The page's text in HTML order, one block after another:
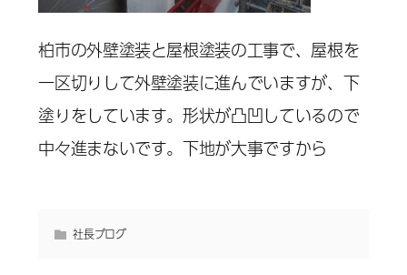
柏市の外壁塗装と屋根塗装の工事で、屋根を
一区切りして外壁塗装に進んでいますが、下
塗りをしています。形状が凸凹しているので
中々進まないです。下地が大事ですから
社長ブログ